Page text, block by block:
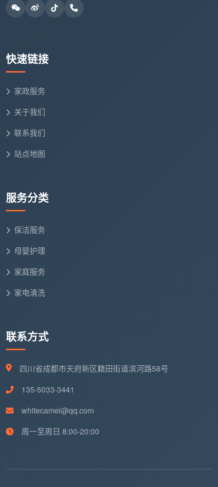
远郊区县 （其他区县）：
交通成本较高
需提前预约安排
服务时间对价格的影响
正常时段
早晚高峰
节假日
成都天均安洁保洁的透明化定价体系
基础服务价格明细
天均安洁保洁坚持价格透明化，所有费用明细清晰
元/小时
时
绩效奖金：与客户评价挂钩，±5-10元/小时
材料消耗费 （占总费用10-15%）：
清洁剂成本：3-5元/小时（环保认证产品）
快速链接
家政服务
关于我们
联系我们
站点地图
服务分类
保洁服务
母婴护理
家庭服务
家电清洗
联系方式
四川省成都市天府新区籍田街道滨河路58号
135-5033-3441
whitecamel@qq.com
周一至周日 8:00-20:00